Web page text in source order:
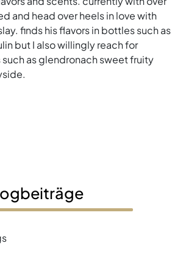
and head over heels in love with
finds his flavors in bottles such as
but I also willingly reach for
as glendronach sweet fruity